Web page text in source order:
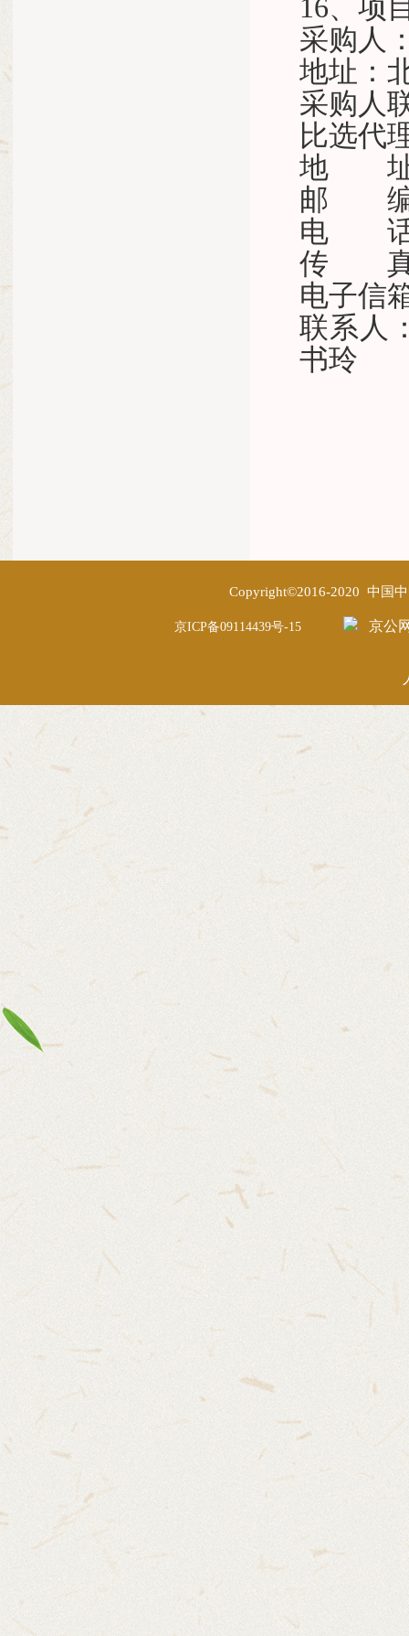
16、项
采购人
地址：
采购人
比选代
地 址
邮 编
电 话
传 真
电子信
联系人
书玲
Copyright©2016-2020 中国
京ICP备09114439号-15 京公